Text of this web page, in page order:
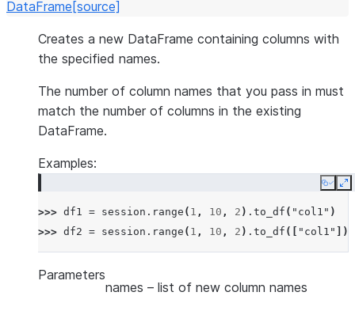
DataFrame [source]
Creates a new DataFrame containing columns with
the specified names.
The number of column names that you pass in must
match the number of columns in the existing
DataFrame.
Examples:
Copy
>>> df1 = session . range ( 1 , 10 , 2 ) . to_df ( "col1" )
>>> df2 = session . range ( 1 , 10 , 2 ) . to_df ([ "col1" ])
Parameters
names – list of new column names